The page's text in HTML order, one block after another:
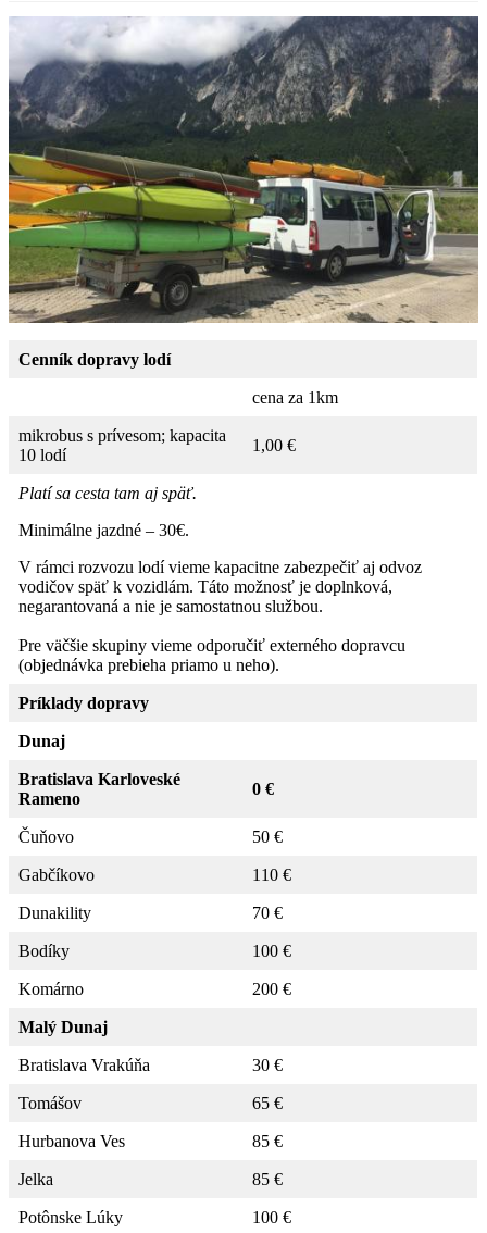
Cenník dopravy lodí
cena za 1km
mikrobus s prívesom; kapacita
10 lodí
1,00 €
Platí sa cesta tam aj späť.
Minimálne jazdné – 30€.
V rámci rozvozu lodí vieme kapacitne zabezpečiť aj odvoz
vodičov späť k vozidlám. Táto možnosť je doplnková,
negarantovaná a nie je samostatnou službou.
Pre väčšie skupiny vieme odporučiť externého dopravcu
(objednávka prebieha priamo u neho).
Príklady dopravy
Dunaj
Bratislava Karloveské
Rameno
0 €
Čuňovo 50 €
Gabčíkovo 110 €
Dunakility 70 €
Bodíky 100 €
Komárno 200 €
Malý Dunaj
Bratislava Vrakúňa 30 €
Tomášov 65 €
Hurbanova Ves 85 €
Jelka 85 €
Potônske Lúky 100 €